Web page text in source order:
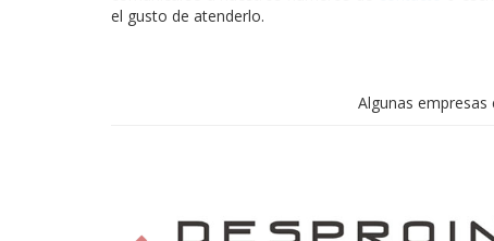
el gusto de atenderlo.
Algunas